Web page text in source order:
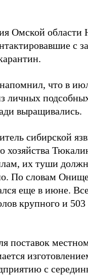
Омской
с
что в
личных
выращивались.
сибирской
их туши
По словам
еще в июне.
крупного и 503
поставок
с